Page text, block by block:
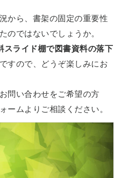
から、書架の固定の重要性
のではないでしょうか。
ライド棚で図書資料の落下
すので、どうぞ楽しみにお
問い合わせをご希望の方
ームよりご相談ください。